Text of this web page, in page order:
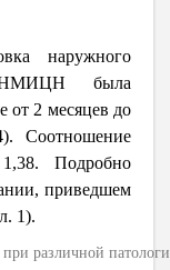
наружного
НМИЦН была
от 2 месяцев до
Соотношение
Подробно
приведшем
1).
различной